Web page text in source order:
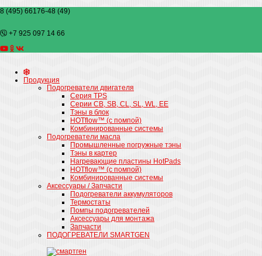
8 (495) 66176-48 (49)
+7 925 097 14 66
Продукция
Подогреватели двигателя
Серия TPS
Cерии CB, SB, CL, SL, WL, EE
Тэны в блок
HOTflow™ (c помпой)
Комбинированные системы
Подогреватели масла
Промышленные погружные тэны
Тэны в картер
Нагревающие пластины HotPads
HOTflow™ (c помпой)
Комбинированные системы
Аксессуары / Запчасти
Подогреватели аккумуляторов
Термостаты
Помпы подогревателей
Аксессуары для монтажа
Запчасти
ПОДОГРЕВАТЕЛИ SMARTGEN